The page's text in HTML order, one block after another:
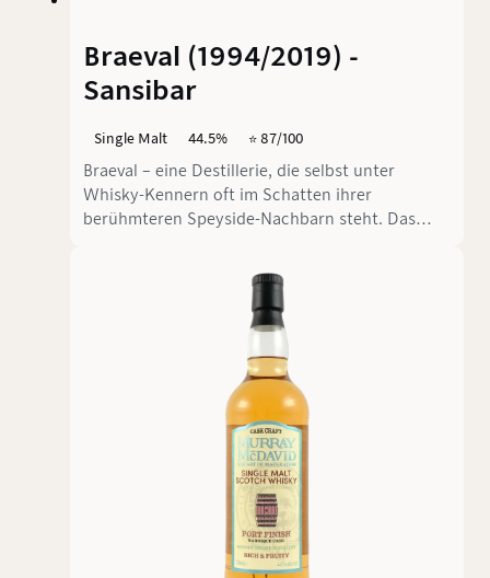
Braeval (1994/2019) -
Sansibar
Single Malt 44.5% ⭐️ 87/100
Braeval – eine Destillerie, die selbst unter
Whisky-Kennern oft im Schatten ihrer
berühmteren Speyside-Nachbarn steht. Das
der größte Teil der Produktion in Blends.
Glücklicherweise gibt es unabhängige Abfüller
wie Sansibar, die es ermöglichen, solche
verborgenen Schätze als Single Malt zu